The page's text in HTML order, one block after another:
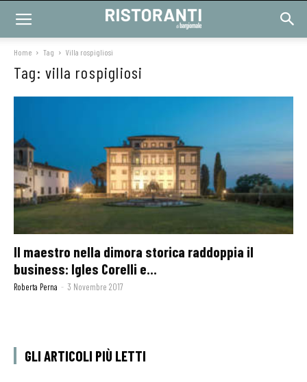
Home Tag Villa rospigliosi
Tag: villa rospigliosi
Il maestro nella dimora storica raddoppia il
business: Igles Corelli e...
Roberta Perna - 3 Novembre 2017
GLI ARTICOLI PIÙ LETTI